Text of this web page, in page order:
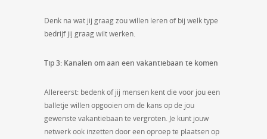
Denk na wat jij graag zou willen leren of bij welk type
bedrijf jij graag wilt werken.
Tip 3: Kanalen om aan een vakantiebaan te komen
Allereerst: bedenk of jij mensen kent die voor jou een
balletje willen opgooien om de kans op de jou
gewenste vakantiebaan te vergroten. Je kunt jouw
netwerk ook inzetten door een oproep te plaatsen op